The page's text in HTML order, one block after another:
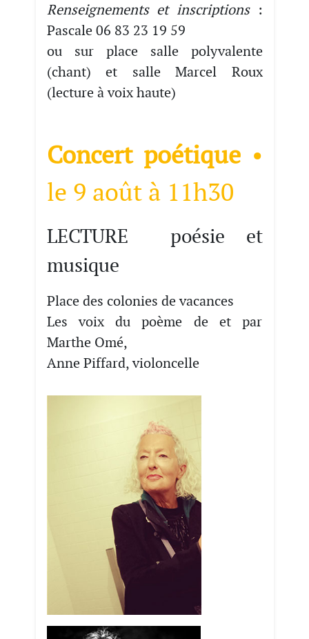
Renseignements et inscriptions :
Pascale 06 83 23 19 59
ou sur place salle polyvalente
(chant) et salle Marcel Roux
(lecture à voix haute)
Concert poétique•
le 9 août à 11h30
LECTURE poésie et
musique
Place des colonies de vacances
Les voix du poème de et par
Marthe Omé,
Anne Piffard, violoncelle